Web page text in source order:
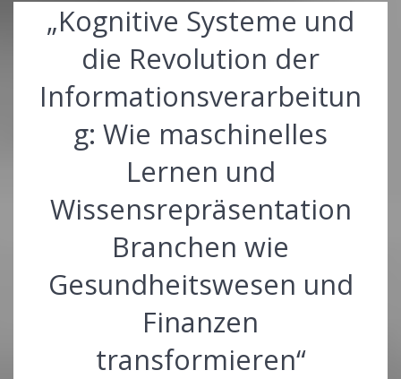
„Kognitive Systeme und
die Revolution der
Informationsverarbeitun
g: Wie maschinelles
Lernen und
Wissensrepräsentation
Branchen wie
Gesundheitswesen und
Finanzen
transformieren“